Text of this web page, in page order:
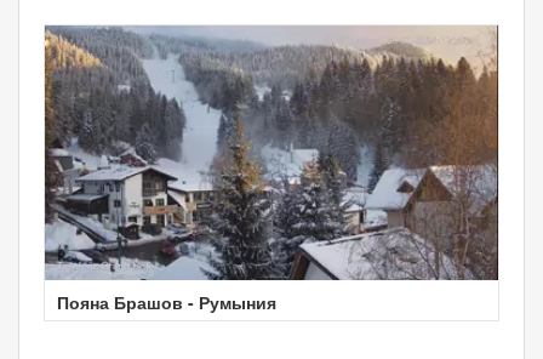
Пояна Брашов - Румыния